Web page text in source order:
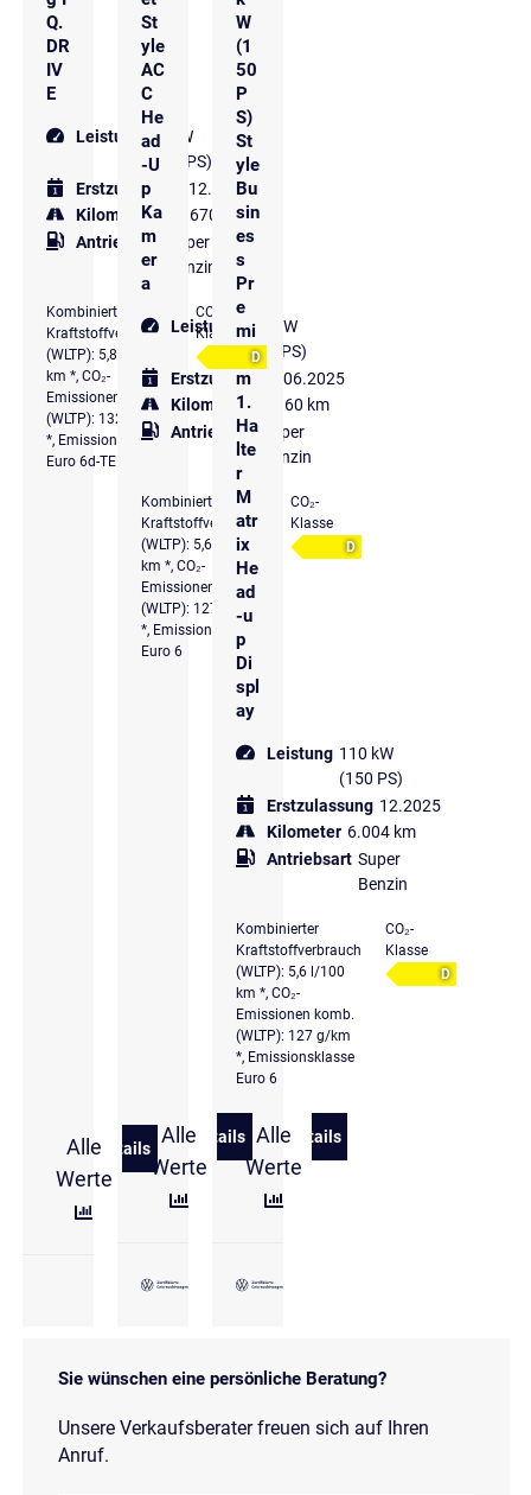
Q.
DR
IV
E
Leistung 85 kW
(116 PS)
Erstzulassung
12.2019
Kilometer 147.670 km
Antriebsart
Super
Benzin
Kombinierter
Kraftstoffverbrauch
(WLTP): 5,8 l/100
km *, CO₂-
Emissionen komb.
(WLTP): 132 g/km
*, Emissionsklasse
Euro 6d-TEMP
CO₂-
Klasse
D
Alle
Werte
Details
zu Volkswagen Golf VII 1,0 l TSI 6-Gang IQ.DRIVE
St
yle
AC
C
He
ad
-U
p
Ka
m
er
a
Leistung 110 kW
(150 PS)
Erstzulassung
06.2025
Kilometer
15.360 km
Antriebsart
Super
Benzin
Kombinierter
Kraftstoffverbrauch
(WLTP): 5,6 l/100
km *, CO₂-
Emissionen komb.
(WLTP): 127 g/km
*, Emissionsklasse
Euro 6
CO₂-
Klasse
D
Alle
Werte
Details
zu Volkswagen Golf Style 1.5 l TSI
W
(1
50
P
S)
St
yle
Bu
sin
es
s
Pr
e
mi
m
1.
Ha
lte
r
M
atr
ix
He
ad
-u
p
Di
spl
ay
Leistung 110 kW
(150 PS)
Erstzulassung 12.2025
Kilometer 6.004 km
Antriebsart Super
Benzin
Kombinierter
Kraftstoffverbrauch
(WLTP): 5,6 l/100
km *, CO₂-
Emissionen komb.
(WLTP): 127 g/km
*, Emissionsklasse
Euro 6
CO₂-
Klasse
D
Alle
Werte
Details
zu Volkswagen Golf Style
Sie wünschen eine persönliche Beratung?
Unsere Verkaufsberater freuen sich auf Ihren
Anruf.